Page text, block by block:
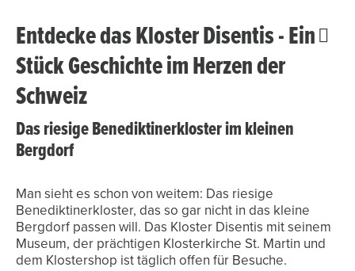
Entdecke das Kloster Disentis - Ein
Stück Geschichte im Herzen der
Schweiz
Das riesige Benediktinerkloster im kleinen
Bergdorf
Man sieht es schon von weitem: Das riesige
Benediktinerkloster, das so gar nicht in das kleine
Bergdorf passen will. Das Kloster Disentis mit seinem
Museum, der prächtigen Klosterkirche St. Martin und
dem Klostershop ist täglich offen für Besuche.